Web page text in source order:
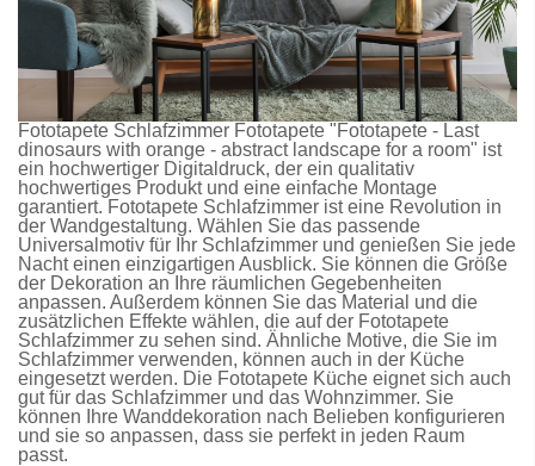
Fototapete Schlafzimmer Fototapete "Fototapete - Last
dinosaurs with orange - abstract landscape for a room" ist
ein hochwertiger Digitaldruck, der ein qualitativ
hochwertiges Produkt und eine einfache Montage
garantiert. Fototapete Schlafzimmer ist eine Revolution in
der Wandgestaltung. Wählen Sie das passende
Universalmotiv für Ihr Schlafzimmer und genießen Sie jede
Nacht einen einzigartigen Ausblick. Sie können die Größe
der Dekoration an Ihre räumlichen Gegebenheiten
anpassen. Außerdem können Sie das Material und die
zusätzlichen Effekte wählen, die auf der Fototapete
Schlafzimmer zu sehen sind. Ähnliche Motive, die Sie im
Schlafzimmer verwenden, können auch in der Küche
eingesetzt werden. Die Fototapete Küche eignet sich auch
gut für das Schlafzimmer und das Wohnzimmer. Sie
können Ihre Wanddekoration nach Belieben konfigurieren
und sie so anpassen, dass sie perfekt in jeden Raum
passt.